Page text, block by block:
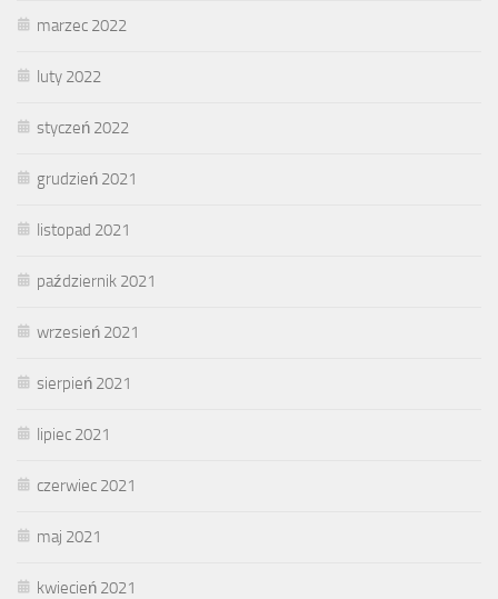
marzec 2022
luty 2022
styczeń 2022
grudzień 2021
listopad 2021
październik 2021
wrzesień 2021
sierpień 2021
lipiec 2021
czerwiec 2021
maj 2021
kwiecień 2021